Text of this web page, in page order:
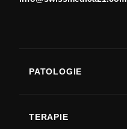
PATOLOGIE
TERAPIE